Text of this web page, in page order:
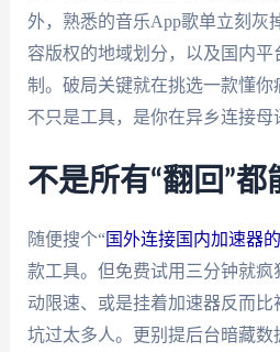
外，熟悉的音乐App歌单立刻灰
容版权的地域划分，以及国内
制。破局关键就在挑选一款懂你
不只是工具，是你在异乡连接母
不是所有“翻回”
随便搜个“国外连接国内加速器
款工具。但免费试用三分钟就疯
动限速、或是挂着加速器反而比
坑过太多人。更别提后台暗藏数